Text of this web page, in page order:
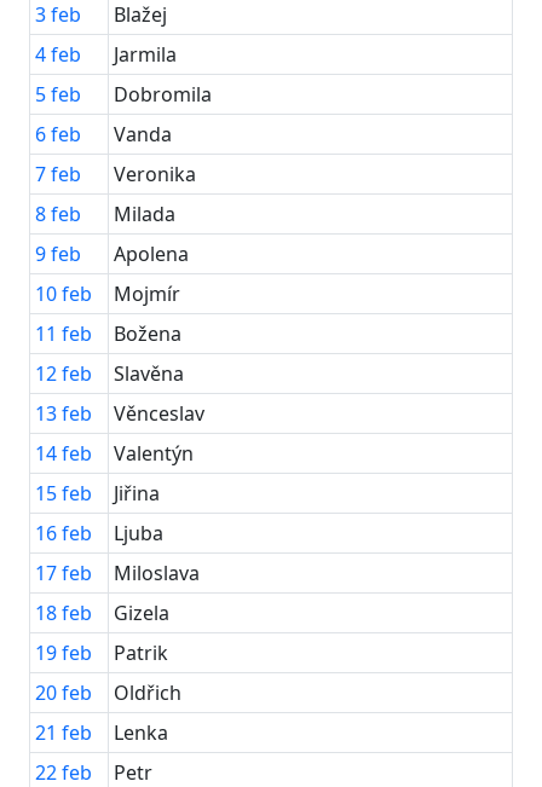
3feb
Blažej
4feb
Jarmila
5feb
Dobromila
6feb
Vanda
7feb
Veronika
8feb
Milada
9feb
Apolena
10feb
Mojmír
11 feb
Božena
12feb
Slavěna
13feb
Věnceslav
14feb
Valentýn
15feb
Jiřina
16feb
Ljuba
17feb
Miloslava
18feb
Gizela
19feb
Patrik
20feb
Oldřich
21 feb
Lenka
22feb
Petr